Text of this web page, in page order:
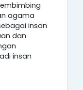
agama
insan
dan
insan